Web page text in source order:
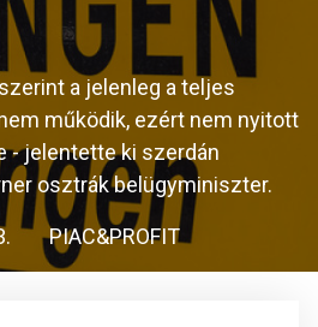
a jelenleg a teljes
működik, ezért nem nyitott
- jelentette ki szerdán
osztrák belügyminiszter.
PIAC&PROFIT